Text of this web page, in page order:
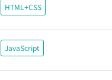
HTML+CSS
JavaScript